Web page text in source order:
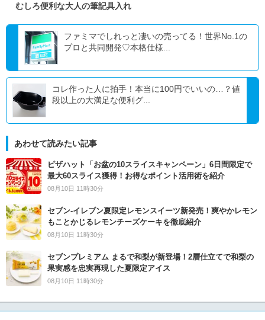
むしろ便利な大人の筆記具入れ
ファミマでしれっと凄いの売ってる！世界No.1の
プロと共同開発♡本格仕様...
コレ作った人に拍手！本当に100円でいいの…？値
段以上の大満足な便利グ...
あわせて読みたい記事
ピザハット「お盆の10スライスキャンペーン」6日間限定で
最大60スライス獲得！お得なポイント活用術を紹介
08月10日 11時30分
セブン‐イレブン夏限定レモンスイーツ新発売！爽やかレモン
もことかじるレモンチーズケーキを徹底紹介
08月10日 11時30分
セブンプレミアム まるで和梨が新登場！2層仕立てで和梨の
果実感を忠実再現した夏限定アイス
08月10日 11時30分